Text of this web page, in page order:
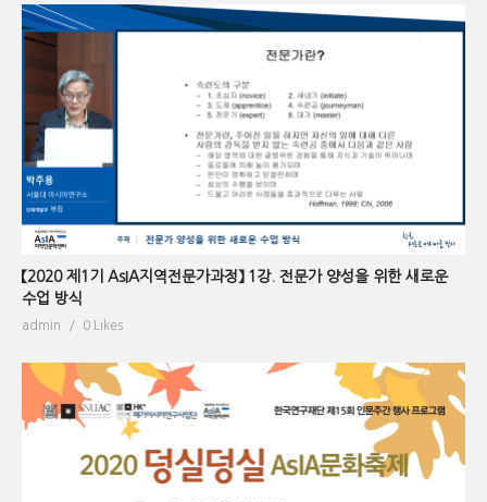
【2020 제1기 AsIA지역전문가과정】 1강. 전문가 양성을 위한 새로운
수업 방식
admin 0 Likes